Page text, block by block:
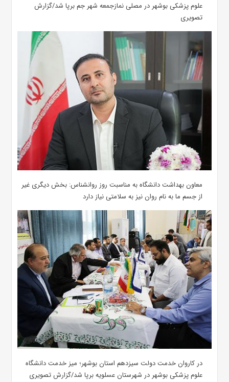
علوم پزشکی بوشهر در مصلی نمازجمعه شهر جم برپا شد/گزارش
تصویری
معاون بهداشت دانشگاه به مناسبت روز روانشناس: بخش دیگری غیر
از جسم ما به نام روان نیز به سلامتی نیاز دارد
در کاروان خدمت دولت سیزدهم استان بوشهر؛ میز خدمت دانشگاه
علوم پزشکی بوشهر در شهرستان عسلویه برپا شد/گزارش تصویری